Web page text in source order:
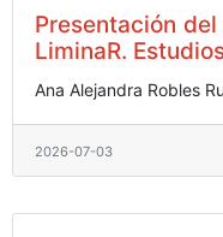
Presentación
LiminaR.
Ana Alejandra Robles
2026-07-03